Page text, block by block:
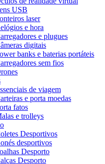
USB
laser
e hora
e plugues
digitais
banks e baterias portáteis
sem fios
de viagem
e porta moedas
fatos
e trolleys
Desportivos
desportivos
Desporto
Desporto